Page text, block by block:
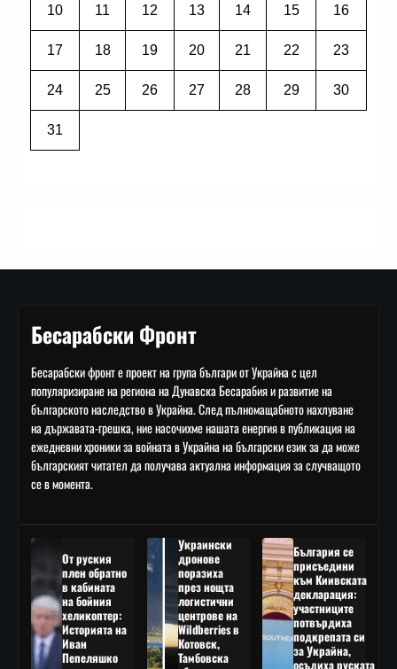
10 11 12 13 14 15 16
17 18 19 20 21 22 23
24 25 26 27 28 29 30
31
Бесарабски Фронт
Бесарабски фронт е проект на група българи от Украйна с цел
популяризиране на региона на Дунавска Бесарабия и развитие на
българското наследство в Украйна. След пълномащабното нахлуване
на държавата-грешка, ние насочихме нашата енергия в публикация на
ежедневни хроники за войната в Украйна на български език за да може
българският читател да получава актуална информация за случващото
се в момента.
От руския
плен обратно
в кабината
на бойния
хеликоптер:
Историята на
Иван
Пепеляшко
Украински
дронове
поразиха
през нощта
логистични
центрове на
Wildberries в
Котовск,
Тамбовска
България се
присъедини
към Киивската
декларация:
участниците
потвърдиха
подкрепата си
за Украйна,
осъдиха руската